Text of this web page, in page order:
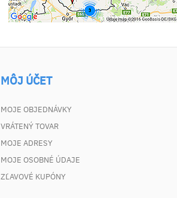
MÔJ ÚČET
MOJE OBJEDNÁVKY
VRÁTENÝ TOVAR
MOJE ADRESY
MOJE OSOBNÉ ÚDAJE
ZĽAVOVÉ KUPÓNY